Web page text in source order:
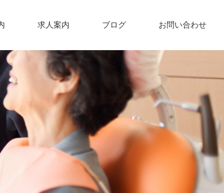
求人案内 ブログ お問い合わせ